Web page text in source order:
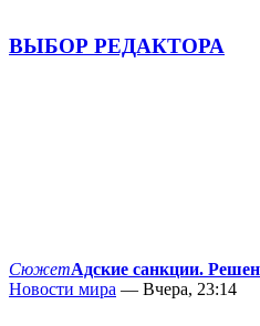
ВЫБОР РЕДАКТОРА
СюжетАдские санкции.
Новости мира — Вчера, 23:14